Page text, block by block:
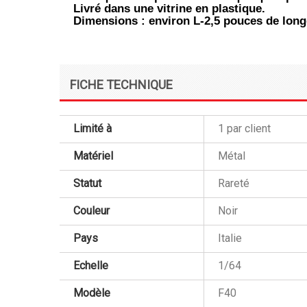
Livré dans une vitrine en plastique.
Dimensions : environ L-2,5 pouces de
FICHE TECHNIQUE
Limité à 1 par client
Matériel Métal
Statut Rareté
Couleur Noir
Pays Italie
Echelle 1/64
Modèle F40